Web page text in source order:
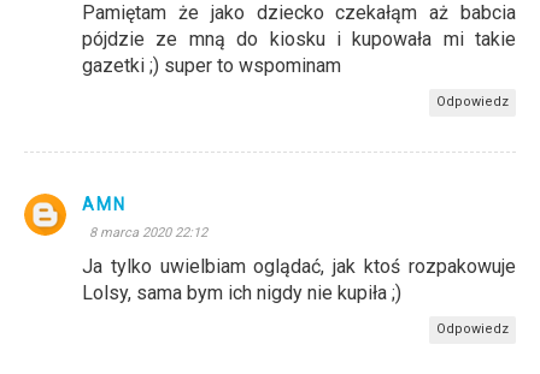
Pamiętam że jako dziecko czekałąm aż babcia
pójdzie ze mną do kiosku i kupowała mi takie
gazetki ;) super to wspominam
Odpowiedz
AMN
8 marca 2020 22:12
Ja tylko uwielbiam oglądać, jak ktoś rozpakowuje
Lolsy, sama bym ich nigdy nie kupiła ;)
Odpowiedz